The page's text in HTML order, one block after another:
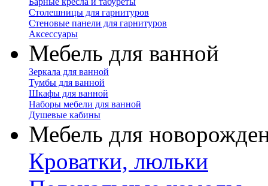
Столешницы для гарнитуров
Стеновые панели для гарнитуров
Аксессуары
Мебель для ванной
Зеркала для ванной
Тумбы для ванной
Шкафы для ванной
Наборы мебели для ванной
Душевые кабины
Мебель для
Кроватки, люльки